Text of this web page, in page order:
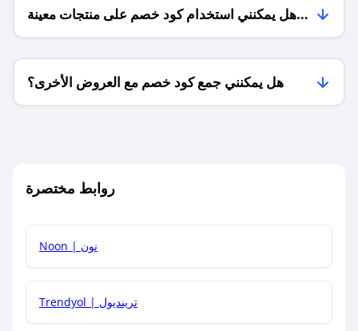
هل يمكنني استخدام كود خصم على منتجات معينة
فقط؟
هل يمكنني جمع كود خصم مع العروض الأخرى؟
روابط مختصرة
Noon | نون
Trendyol | ترينديول